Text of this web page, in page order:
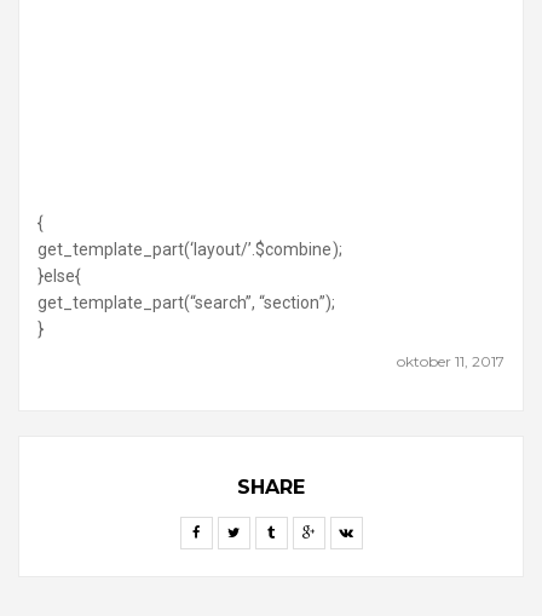
oktober 11, 2017
{
get_template_part(‘layout/’.$combine);
}else{
get_template_part(“search”, “section”);
}
SHARE